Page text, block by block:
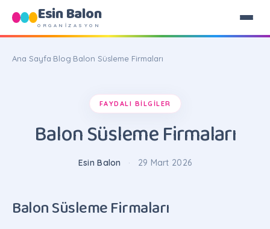
Esin Balon
ORGANİZASYON
Ana Sayfa·Blog·Balon Süsleme Firmaları
FAYDALI BILGILER
Balon Süsleme Firmaları
Esin Balon · 29 Mart 2026
Balon Süsleme Firmaları